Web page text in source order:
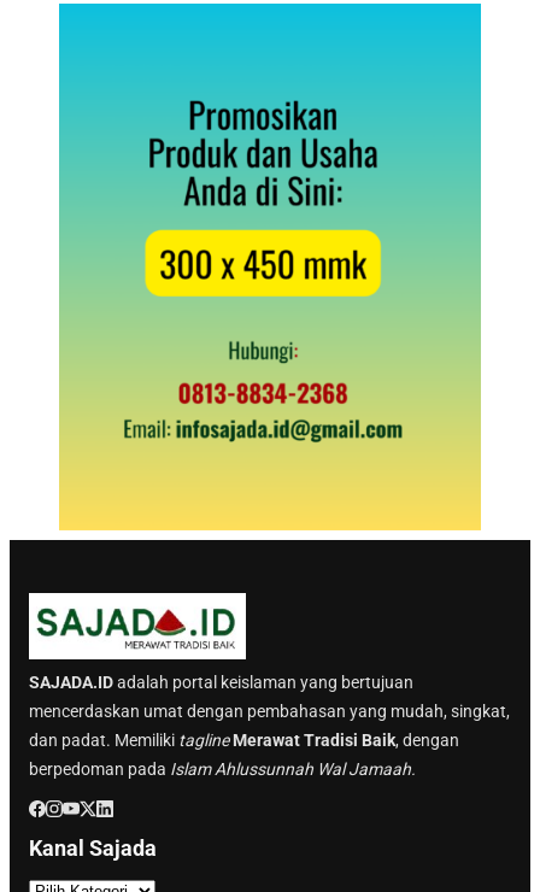
SAJADA.IDadalah portal keislaman yang bertujuan
mencerdaskan umat dengan pembahasan yang mudah, singkat,
dan padat. Memiliki tagline Merawat Tradisi Baik, dengan
berpedoman pada Islam Ahlussunnah Wal Jamaah.
Kanal Sajada